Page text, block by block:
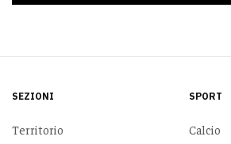
SEZIONI
Territorio
SPORT
Calcio